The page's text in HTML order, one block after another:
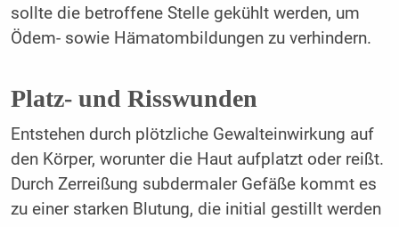
sollte die betroffene Stelle gekühlt werden, um
Ödem- sowie Hämatombildungen zu verhindern.
Platz- und Risswunden
Entstehen durch plötzliche Gewalteinwirkung auf
den Körper, worunter die Haut aufplatzt oder reißt.
Durch Zerreißung subdermaler Gefäße kommt es
zu einer starken Blutung, die initial gestillt werden